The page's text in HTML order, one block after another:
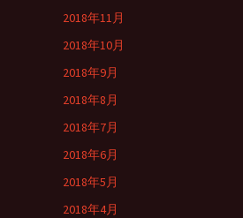
2018年11月
2018年10月
2018年9月
2018年8月
2018年7月
2018年6月
2018年5月
2018年4月